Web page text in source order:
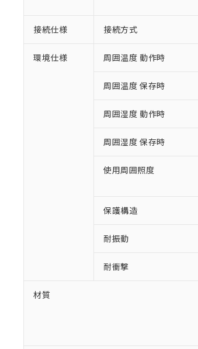
接続仕様 接続方式
環境仕様 周囲温度 動作時
周囲温度 保存時
周囲湿度 動作時
周囲湿度 保存時
使用周囲照度
保護構造
耐振動
耐衝撃
材質